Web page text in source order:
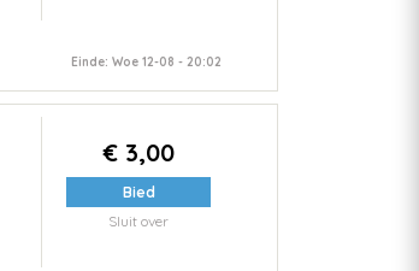
Einde: Woe 12-08 - 20:02
€ 3,00
Bied
Sluit over